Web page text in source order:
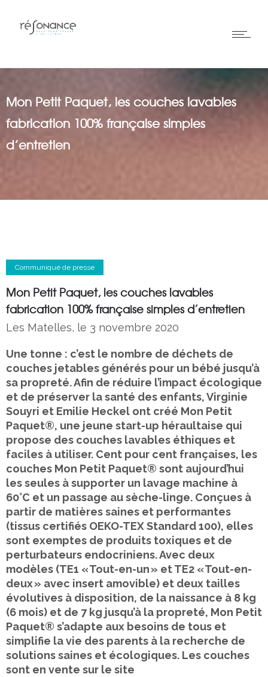
Mon Petit Paquet, les couches lavables
fabrication 100% française simples
d’entretien
Communiqué de presse
Mon Petit Paquet, les couches lavables
fabrication 100% française simples d’entretien
Les Matelles, le 3 novembre 2020
Une tonne : c’est le nombre de déchets de
couches jetables générés pour un bébé jusqu’à
sa propreté. Afin de réduire l’impact écologique
et de préserver la santé des enfants, Virginie
Souyri et Emilie Heckel ont créé Mon Petit
Paquet®, une jeune start-up héraultaise qui
propose des couches lavables éthiques et
faciles à utiliser. Cent pour cent françaises, les
couches Mon Petit Paquet® sont aujourd’hui
les seules à supporter un lavage machine à
60°C et un passage au sèche-linge. Conçues à
partir de matières saines et performantes
(tissus certifiés OEKO-TEX Standard 100), elles
sont exemptes de produits toxiques et de
perturbateurs endocriniens. Avec deux
modèles (TE1 « Tout-en-un » et TE2 « Tout-en-
deux » avec insert amovible) et deux tailles
évolutives à disposition, de la naissance à 8 kg
(6 mois) et de 7 kg jusqu’à la propreté, Mon Petit
Paquet® s’adapte aux besoins de tous et
simplifie la vie des parents à la recherche de
solutions saines et écologiques. Les couches
sont en vente sur le site